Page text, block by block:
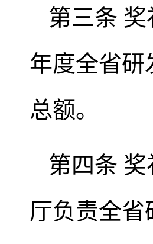
第三条
年度全省研
总额。
第四条
厅负责全